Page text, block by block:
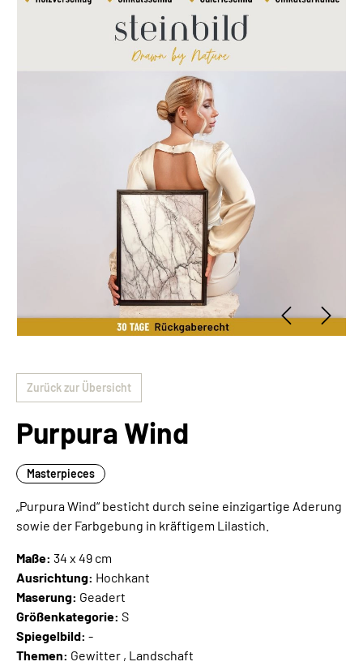
Zurück zur Übersicht
Purpura Wind
Masterpieces
„Purpura Wind“ besticht durch seine einzigartige Aderung
sowie der Farbgebung in kräftigem Lilastich.
Maße: 34 x 49 cm
Ausrichtung: Hochkant
Maserung: Geadert
Größenkategorie: S
Spiegelbild: -
Themen: Gewitter , Landschaft